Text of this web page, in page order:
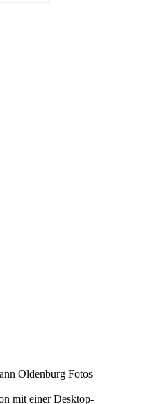
mit einer Desktop-